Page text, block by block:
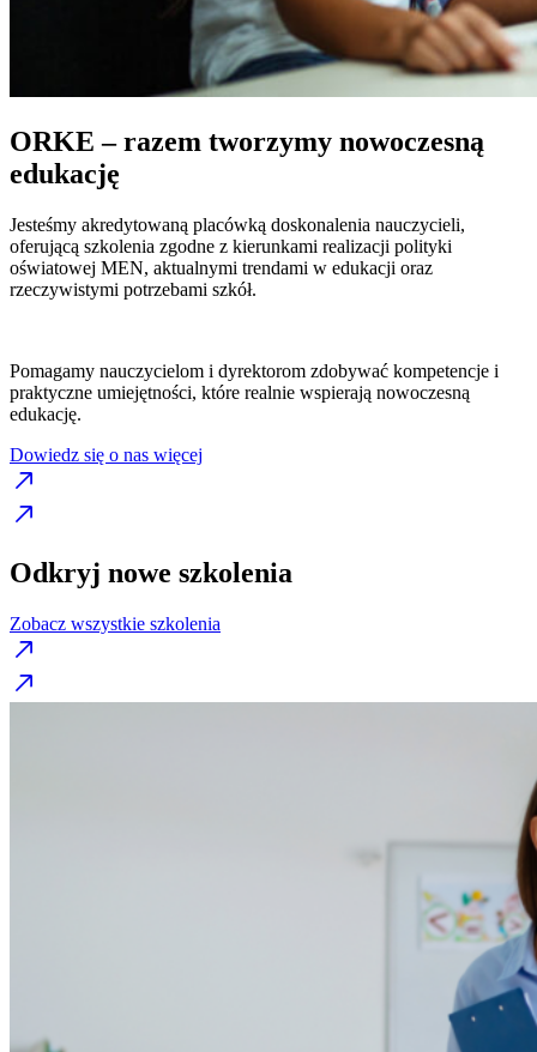
ORKE – razem tworzymy nowoczesną
edukację
Jesteśmy akredytowaną placówką doskonalenia nauczycieli,
oferującą szkolenia zgodne z kierunkami realizacji polityki
oświatowej MEN, aktualnymi trendami w edukacji oraz
rzeczywistymi potrzebami szkół.
Pomagamy nauczycielom i dyrektorom zdobywać kompetencje i
praktyczne umiejętności, które realnie wspierają nowoczesną
edukację.
Dowiedz się o nas więcej
Odkryj nowe szkolenia
Zobacz wszystkie szkolenia